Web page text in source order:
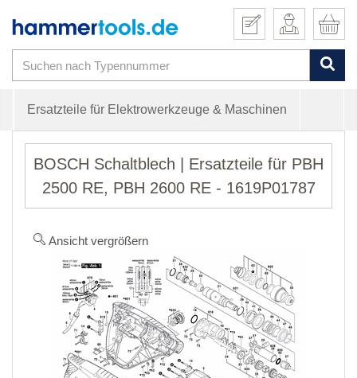
Ersatzteile für Elektrowerkzeuge & Maschinen
BOSCH Schaltblech | Ersatzteile für PBH
2500 RE, PBH 2600 RE - 1619P01787
Ansicht vergrößern